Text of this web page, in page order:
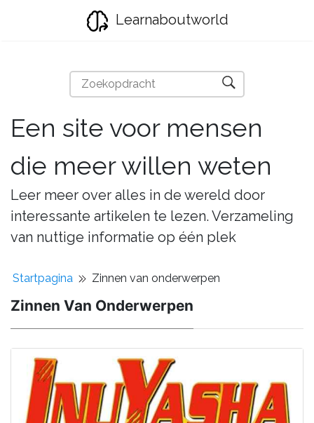
Learnaboutworld
Een site voor mensen
die meer willen weten
Leer meer over alles in de wereld door
interessante artikelen te lezen. Verzameling
van nuttige informatie op één plek
Startpagina Zinnen van onderwerpen
Zinnen Van Onderwerpen